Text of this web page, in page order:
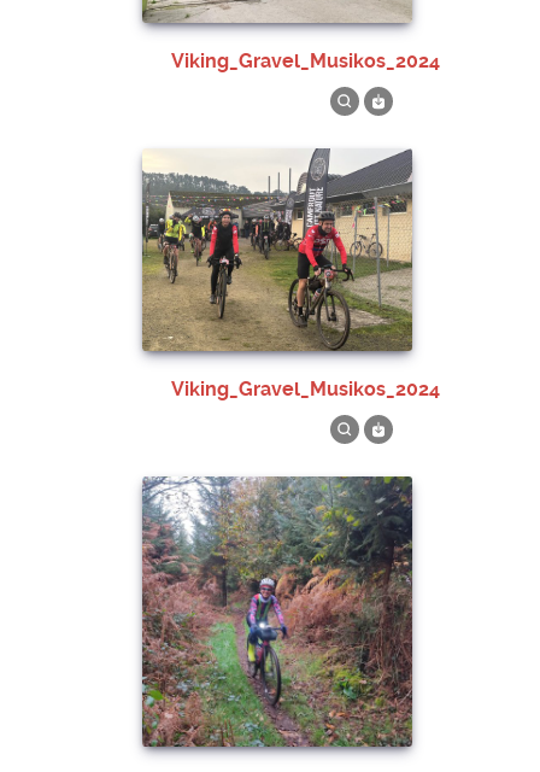
Viking_Gravel_Musikos_2024
Viking_Gravel_Musikos_2024